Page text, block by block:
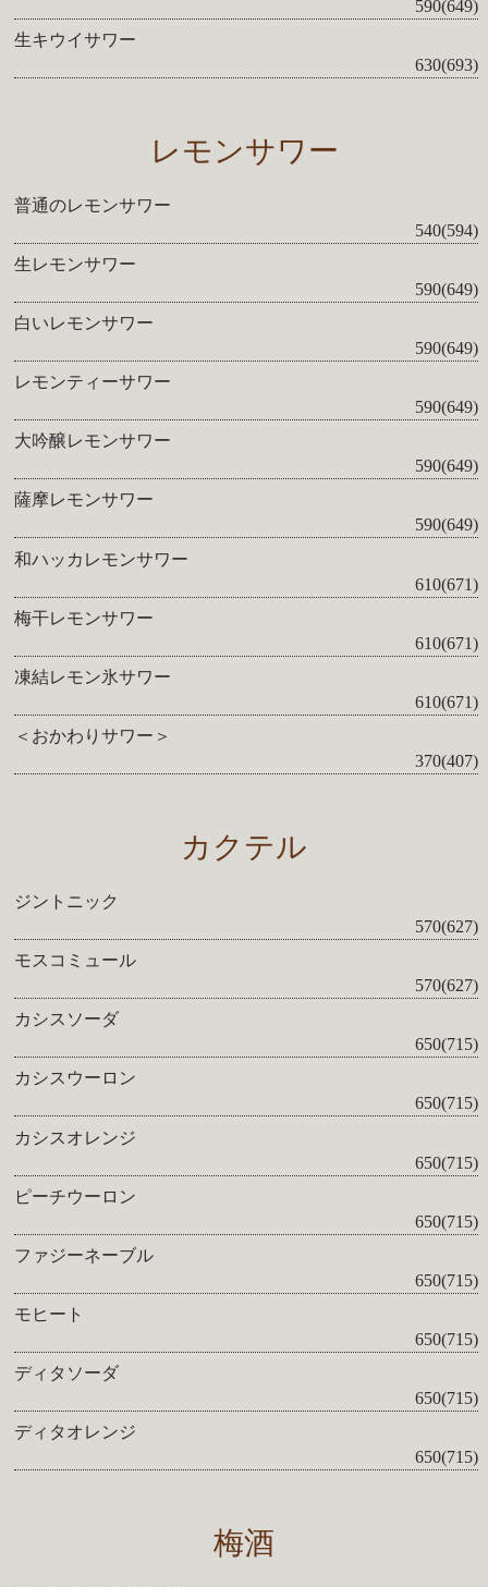
590(649)
生キウイサワー
630(693)
レモンサワー
普通のレモンサワー
540(594)
生レモンサワー
590(649)
白いレモンサワー
590(649)
レモンティーサワー
590(649)
大吟醸レモンサワー
590(649)
薩摩レモンサワー
590(649)
和ハッカレモンサワー
610(671)
梅干レモンサワー
610(671)
凍結レモン氷サワー
610(671)
＜おかわりサワー＞
370(407)
カクテル
ジントニック
570(627)
モスコミュール
570(627)
カシスソーダ
650(715)
カシスウーロン
650(715)
カシスオレンジ
650(715)
ピーチウーロン
650(715)
ファジーネーブル
650(715)
モヒート
650(715)
ディタソーダ
650(715)
ディタオレンジ
650(715)
梅酒